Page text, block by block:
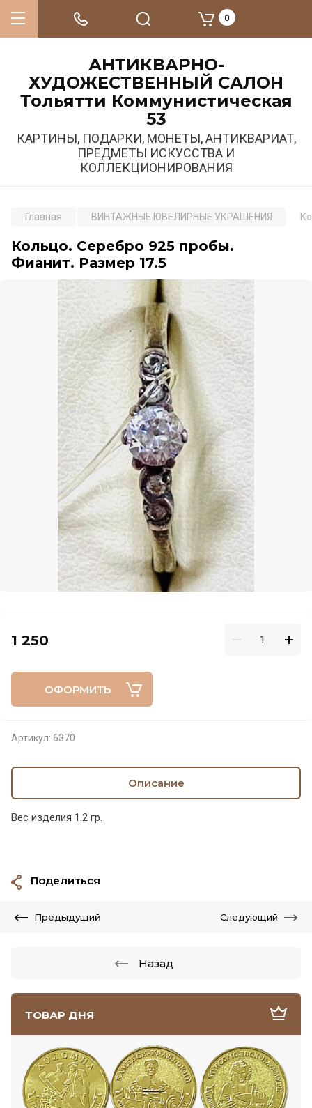
АНТИКВАРНО-
ХУДОЖЕСТВЕННЫЙ САЛОН
Тольятти Коммунистическая
53
КАРТИНЫ, ПОДАРКИ, МОНЕТЫ, АНТИКВАРИАТ,
ПРЕДМЕТЫ ИСКУССТВА И
КОЛЛЕКЦИОНИРОВАНИЯ
0
ТОВАР ДНЯ
Главная ВИНТАЖНЫЕ ЮВЕЛИРНЫЕ УКРАШЕНИЯ
Кольцо. Серебро 925 пробы.
Фианит. Размер 17.5
1 250
ОФОРМИТЬ
Артикул: 6370
Описание
Вес изделия 1.2 гр.
Поделиться
Предыдущий Следующий
Назад